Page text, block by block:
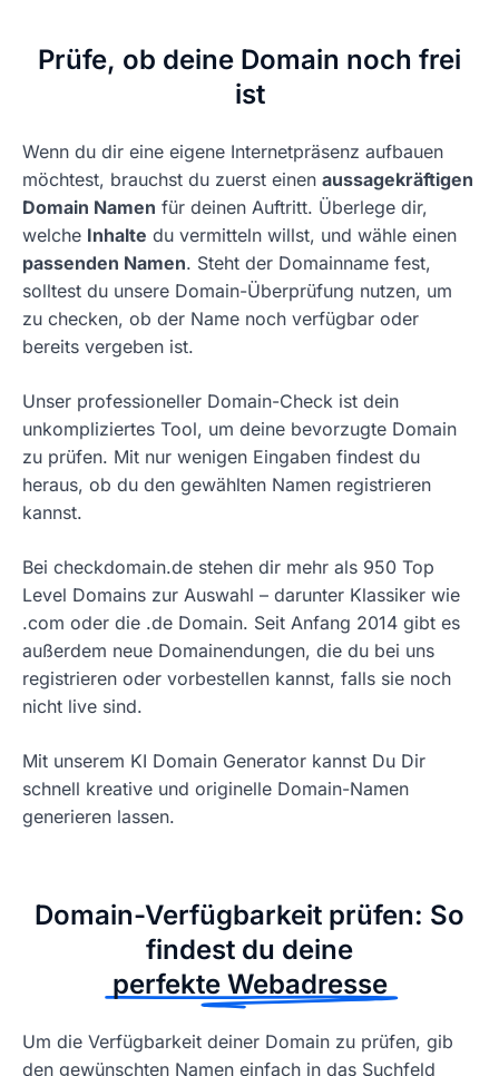
Prüfe, ob deine Domain noch frei
ist
Wenn du dir eine eigene Internetpräsenz aufbauen
möchtest, brauchst du zuerst einen aussagekräftigen
Domain Namen für deinen Auftritt. Überlege dir,
welche Inhalte du vermitteln willst, und wähle einen
passenden Namen. Steht der Domainname fest,
solltest du unsere Domain-Überprüfung nutzen, um
zu checken, ob der Name noch verfügbar oder
bereits vergeben ist.
Unser professioneller Domain-Check ist dein
unkompliziertes Tool, um deine bevorzugte Domain
zu prüfen. Mit nur wenigen Eingaben findest du
heraus, ob du den gewählten Namen registrieren
kannst.
Bei checkdomain.de stehen dir mehr als 950 Top
Level Domains zur Auswahl – darunter Klassiker wie
.com oder die .de Domain. Seit Anfang 2014 gibt es
außerdem neue Domainendungen, die du bei uns
registrieren oder vorbestellen kannst, falls sie noch
nicht live sind.
Mit unserem KI Domain Generator kannst Du Dir
schnell kreative und originelle Domain-Namen
generieren lassen.
Domain-Verfügbarkeit prüfen: So
findest du deine
perfekte Webadresse
Um die Verfügbarkeit deiner Domain zu prüfen, gib
den gewünschten Namen einfach in das Suchfeld